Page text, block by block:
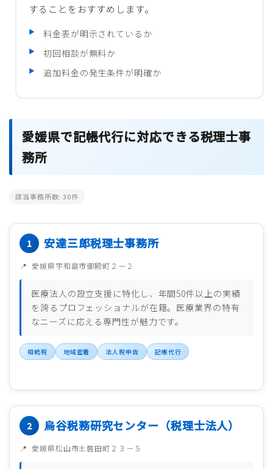
することをおすすめします。
料金表が明示されているか
初回相談が無料か
追加料金の発生条件が明確か
愛媛県で記帳代行に対応できる税理士事
務所
該当事務所数:30件
安達三郎税理士事務所
愛媛県宇和島市御殿町２－２
医療法人の設立支援に特化し、年間50件以上の実績
を誇るプロフェッショナルが在籍。医療業界の特有
なニーズに応える専門性が魅力です。
相続税 地域密着 法人税申告 記帳代行
烏谷税務研究センター（税理士法人）
愛媛県松山市土居田町２３－５